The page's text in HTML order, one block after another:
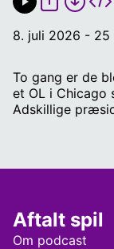
8. juli 2026 - 25
To gang er de
et OL i Chicago
Adskillige
Stormen på
gøre igen. Jan
hotellet i Zürich
Om podcast
Aftalt spil